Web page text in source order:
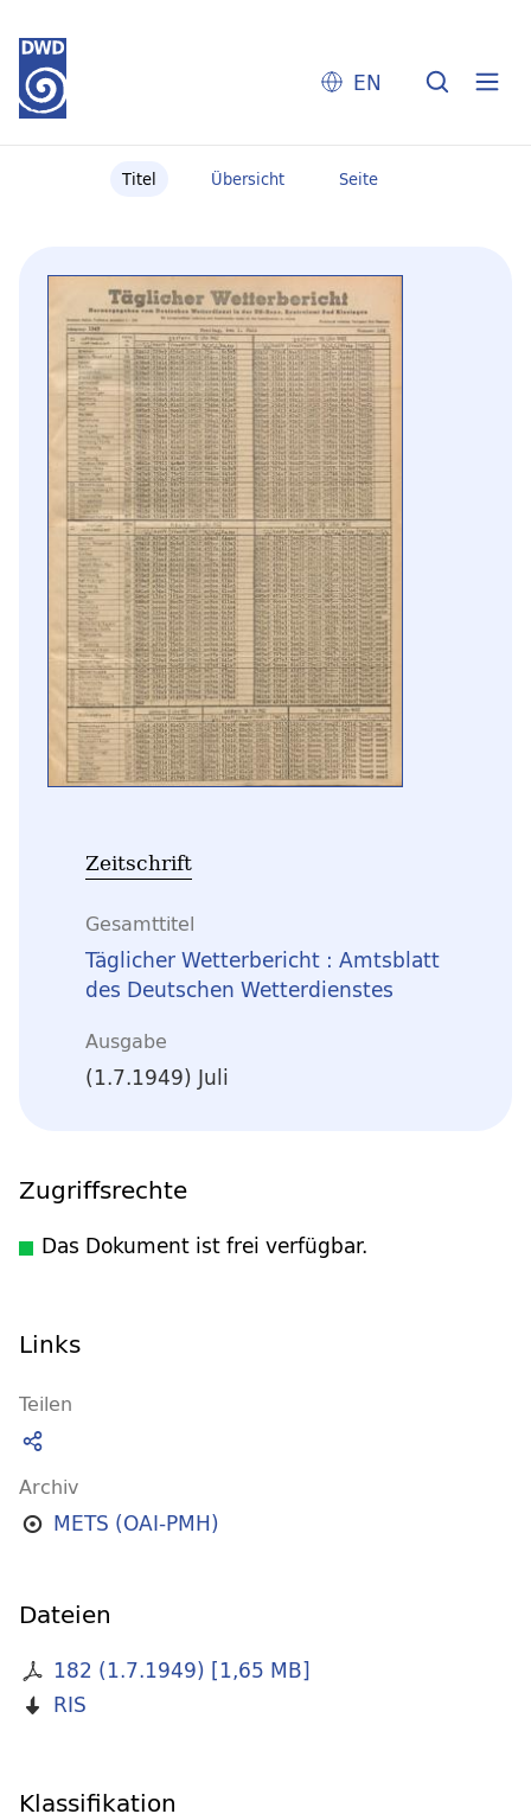
EN
Titel Übersicht Seite
Zeitschrift
Gesamttitel
Täglicher Wetterbericht : Amtsblatt
des Deutschen Wetterdienstes
Ausgabe
(1.7.1949) Juli
Zugriffsrechte
Das Dokument ist frei verfügbar.
Links
Teilen
Archiv
METS (OAI-PMH)
Dateien
182 (1.7.1949) [1,65 MB]
RIS
Klassifikation